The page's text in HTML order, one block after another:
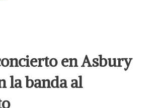
en Asbury
la banda al